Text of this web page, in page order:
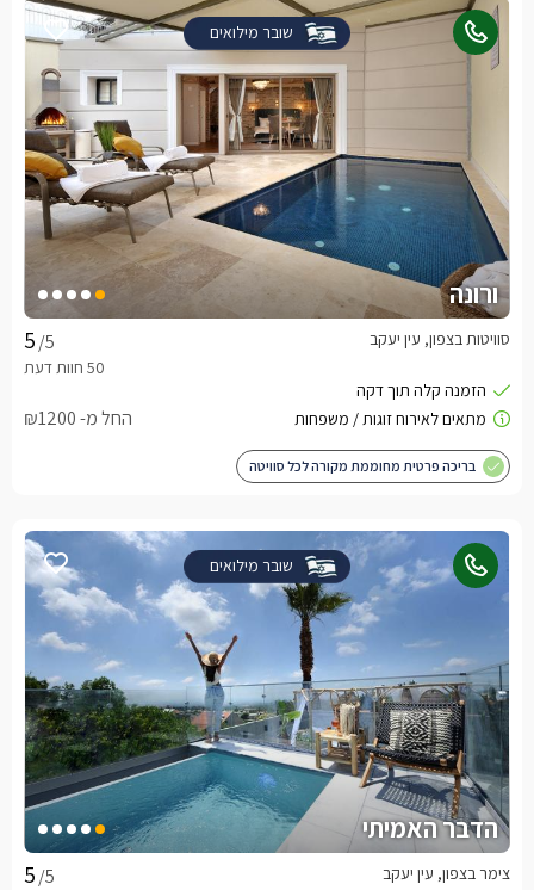
שובר מילואים
ורונה
/5 סוויטות בצפון, עין יעקב
החל מ- ₪1200
בריכה פרטית מחוממת מקורה לכל סוויטה
שובר מילואים
הדבר האמיתי
/5 צימר בצפון, עין יעקב